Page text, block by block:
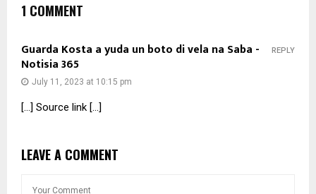
1 COMMENT
Guarda Kosta a yuda un boto di vela na Saba -
Notisia 365
July 11, 2023 at 10:15 pm
[…] Source link […]
REPLY
LEAVE A COMMENT